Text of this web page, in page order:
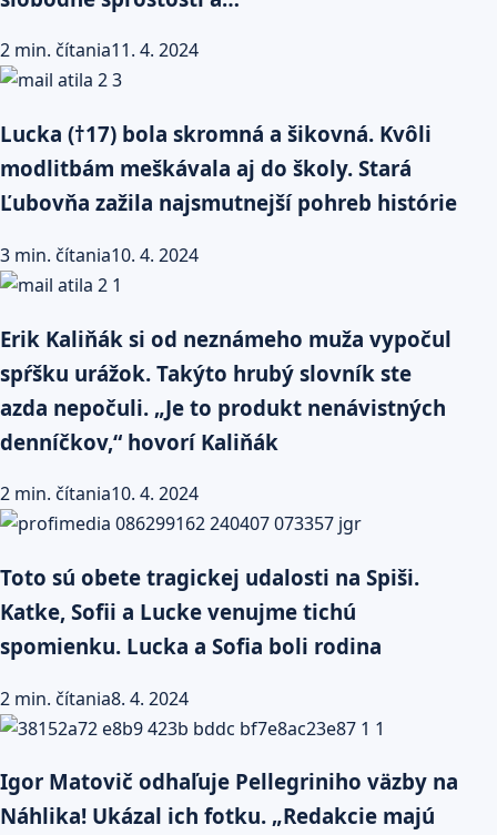
2 min. čítania11. 4. 2024
Lucka (†17) bola skromná a šikovná. Kvôli
modlitbám meškávala aj do školy. Stará
Ľubovňa zažila najsmutnejší pohreb histórie
3 min. čítania10. 4. 2024
Erik Kaliňák si od neznámeho muža vypočul
spŕšku urážok. Takýto hrubý slovník ste
azda nepočuli. „Je to produkt nenávistných
denníčkov,“ hovorí Kaliňák
2 min. čítania10. 4. 2024
Toto sú obete tragickej udalosti na Spiši.
Katke, Sofii a Lucke venujme tichú
spomienku. Lucka a Sofia boli rodina
2 min. čítania8. 4. 2024
Igor Matovič odhaľuje Pellegriniho väzby na
Náhlika! Ukázal ich fotku. „Redakcie majú